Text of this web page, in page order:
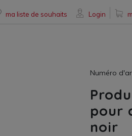
ma liste de souhaits Login
Numéro
pour
noir